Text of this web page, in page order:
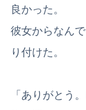
良かった。
彼女からなん
り付けた。
「ありがとう